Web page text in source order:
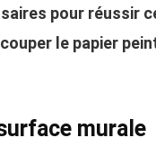
pour réussir
le papier
murale